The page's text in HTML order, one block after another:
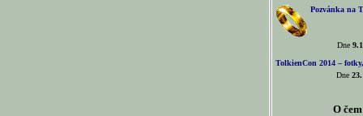
Pozvánka na
Dne
TolkienCon 2014 –
Dne
O